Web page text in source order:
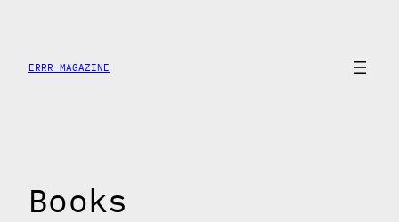
contenido
ERRR MAGAZINE
Books